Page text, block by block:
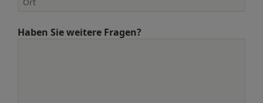
Haben Sie weitere Fragen?